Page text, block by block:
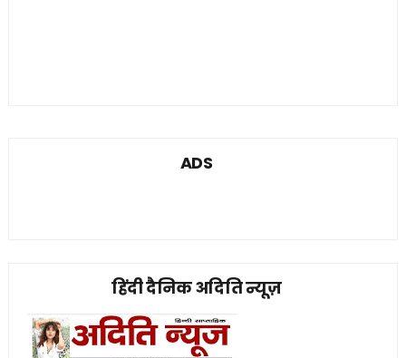
ADS
हिंदी दैनिक अदिति न्यूज़